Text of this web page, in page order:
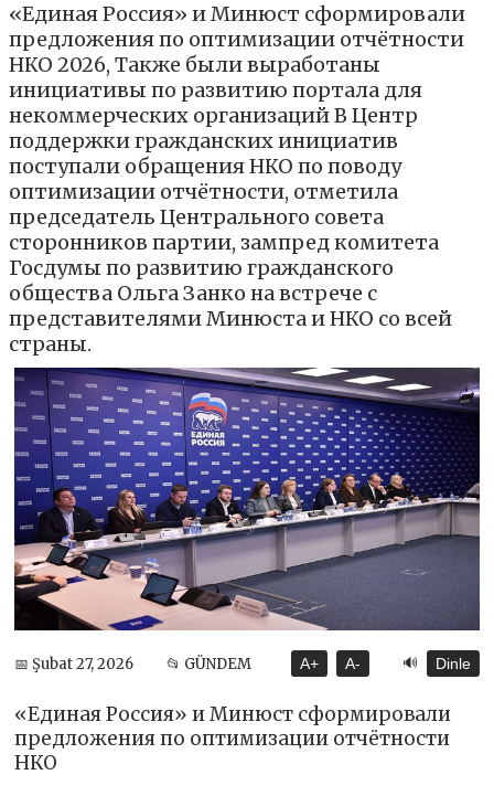
«Единая Россия» и Минюст сформировали
предложения по оптимизации отчётности
НКО 2026, Также были выработаны
инициативы по развитию портала для
некоммерческих организаций В Центр
поддержки гражданских инициатив
поступали обращения НКО по поводу
оптимизации отчётности, отметила
председатель Центрального совета
сторонников партии, зампред комитета
Госдумы по развитию гражданского
общества Ольга Занко на встрече с
представителями Минюста и НКО со всей
страны.
📅 Şubat 27, 2026 📂 GÜNDEM A+ A- 🔊 Dinle
«Единая Россия» и Минюст сформировали
предложения по оптимизации отчётности
НКО